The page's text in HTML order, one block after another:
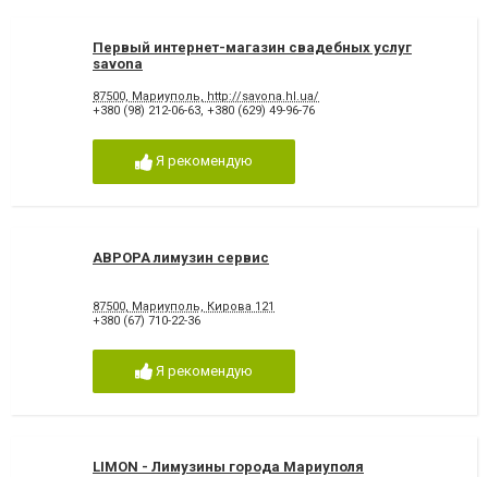
Первый интернет-магазин свадебных услуг
savona
87500, Мариуполь, http://savona.hl.ua/
+380 (98) 212-06-63, +380 (629) 49-96-76
Я рекомендую
АВРОРА лимузин сервис
87500, Мариуполь, Кирова 121
+380 (67) 710-22-36
Я рекомендую
LIMON - Лимузины города Мариуполя